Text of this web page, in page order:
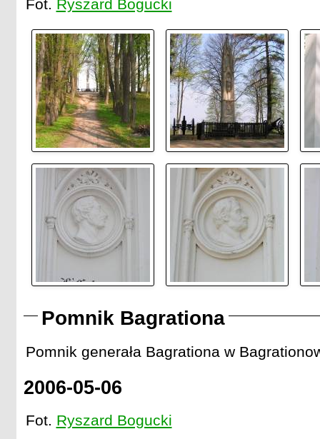
Fot. Ryszard Bogucki
Pomnik Bagrationa
Pomnik generała Bagrationa w
2006-05-06
Fot. Ryszard Bogucki